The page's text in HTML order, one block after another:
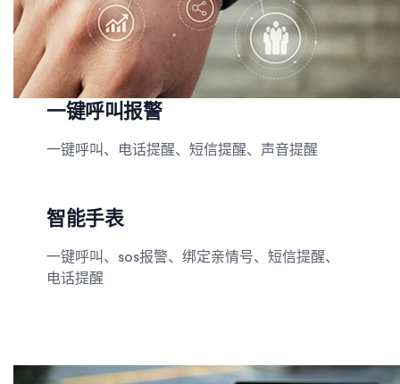
一键呼叫报警
一键呼叫、电话提醒、短信提醒、声音提醒
智能手表
一键呼叫、sos报警、绑定亲情号、短信提醒、
电话提醒